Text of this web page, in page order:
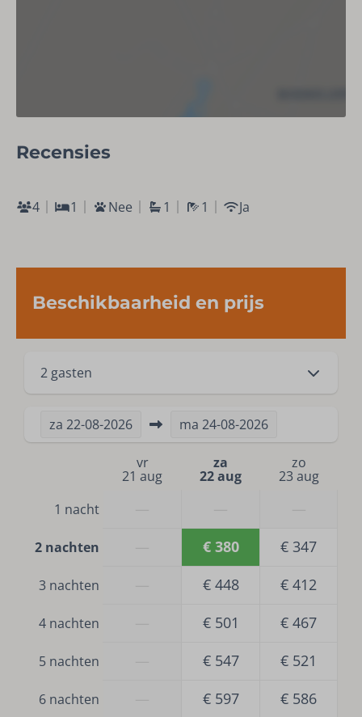
Douche
Grill
Berging
Wellness
Zwembad
Sauna
Entertainment
Gezelschapsspellen
Rookmelder
Recensies
4 1 Nee 1 1 Ja
Beschikbaarheid en prijs
2 gasten
za 22-08-2026 ma 24-08-2026
vr
21 aug
za
22 aug
zo
23 aug
1 nacht
2 nachten € 380 € 347
3 nachten € 448 € 412
4 nachten € 501 € 467
5 nachten € 547 € 521
6 nachten € 597 € 586